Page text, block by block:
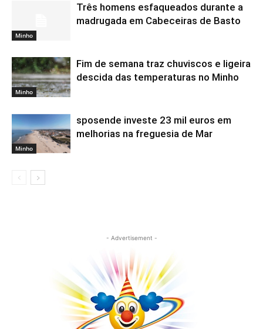
Minho
Três homens esfaqueados durante a
madrugada em Cabeceiras de Basto
Minho
Fim de semana traz chuviscos e ligeira
descida das temperaturas no Minho
Minho
sposende investe 23 mil euros em
melhorias na freguesia de Mar
- Advertisement -